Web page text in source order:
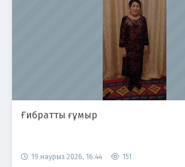
Ғибратты ғұмыр
19 наурыз 2026, 16:44 151